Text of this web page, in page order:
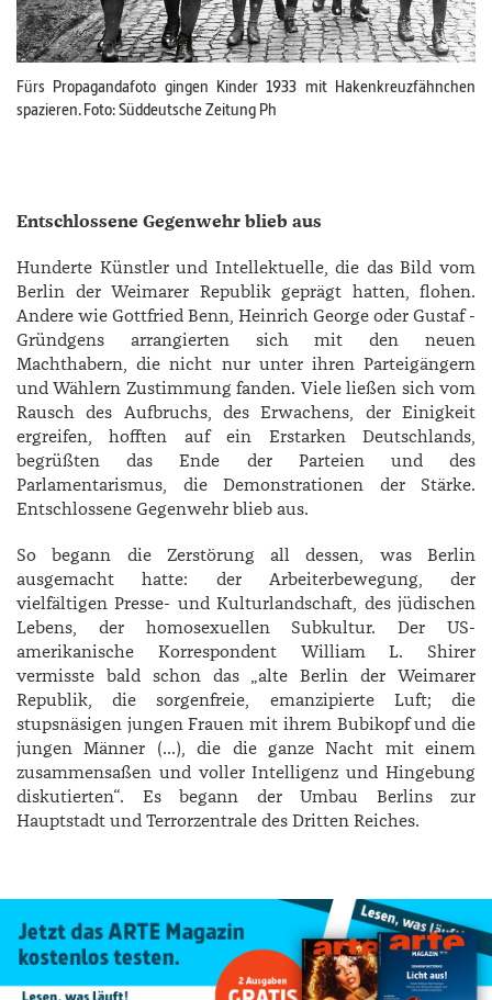
Fürs Propagandafoto ­gingen Kinder 1933 mit Hakenkreuzfähnchen
spazieren. Foto: Süddeutsche Zeitung Ph
Entschlossene Gegenwehr blieb aus
Hunderte Künstler und Intellektuelle, die das Bild vom
Berlin der Weimarer Republik geprägt hatten, flohen.
Andere wie ­Gottfried Benn, ­Heinrich ­George oder ­Gustaf ­
Gründgens arrangierten sich mit den neuen
Machthabern, die nicht nur unter ihren Parteigängern
und Wählern Zustimmung fanden. Viele ließen sich vom
Rausch des Aufbruchs, des Erwachens, der Einigkeit
ergreifen, hofften auf ein Erstarken Deutschlands,
begrüßten das Ende der Parteien und des
Parlamentarismus, die Demonstrationen der Stärke.
Entschlossene Gegenwehr blieb aus.
So begann die Zerstörung all dessen, was Berlin
ausgemacht hatte: der Arbeiterbewegung, der
vielfältigen Presse- und Kultur­landschaft, des jüdischen
Lebens, der homosexuellen Subkultur. Der US-
amerikanische Korrespondent ­William L. ­Shirer
vermisste bald schon das „alte Berlin der Weimarer
Republik, die sorgenfreie, emanzipierte Luft; die
stupsnäsigen jungen Frauen mit ihrem Bubikopf und die
jungen Männer (…), die die ganze Nacht mit einem
zusammensaßen und voller Intelligenz und Hingebung
diskutierten“. Es begann der Umbau Berlins zur
Hauptstadt und Terrorzentrale des Dritten Reiches.